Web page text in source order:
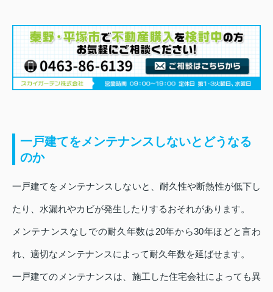
一戸建てをメンテナンスしないとどうなる
のか
一戸建てをメンテナンスしないと、耐久性や断熱性が低下し
たり、水漏れやカビが発生したりするおそれがあります。
メンテナンスなしでの耐久年数は20年から30年ほどと言わ
れ、適切なメンテナンスによって耐久年数を延ばせます。
一戸建てのメンテナンスは、施工した住宅会社によっても異